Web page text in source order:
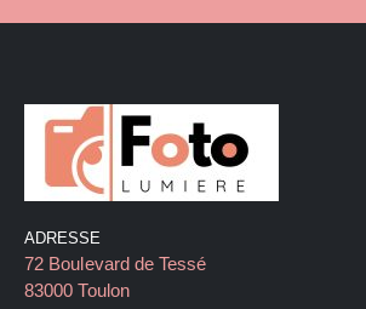
ADRESSE
72 Boulevard de Tessé
83000 Toulon